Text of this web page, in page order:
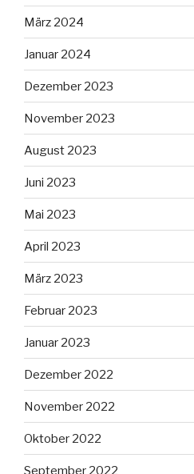
März 2024
Januar 2024
Dezember 2023
November 2023
August 2023
Juni 2023
Mai 2023
April 2023
März 2023
Februar 2023
Januar 2023
Dezember 2022
November 2022
Oktober 2022
September 2022